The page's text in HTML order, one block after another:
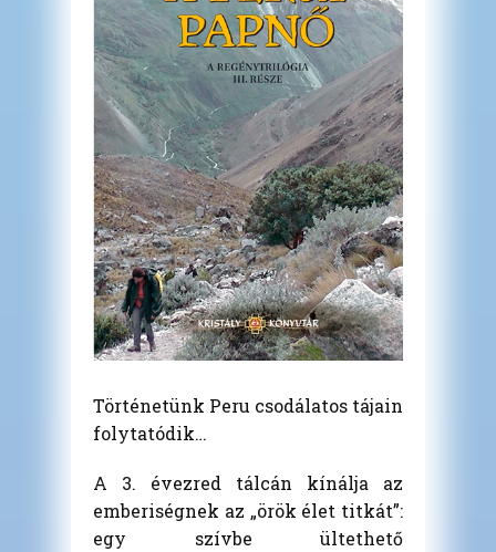
Történetünk Peru csodálatos tájain
folytatódik…
A 3. évezred tálcán kínálja az
emberiségnek az „örök élet titkát”:
egy szívbe ültethető